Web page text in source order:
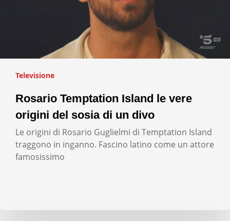
Televisione
Rosario Temptation Island le vere
origini del sosia di un divo
Le origini di Rosario Guglielmi di Temptation Island
traggono in inganno. Fascino latino come un attore
famosissimo